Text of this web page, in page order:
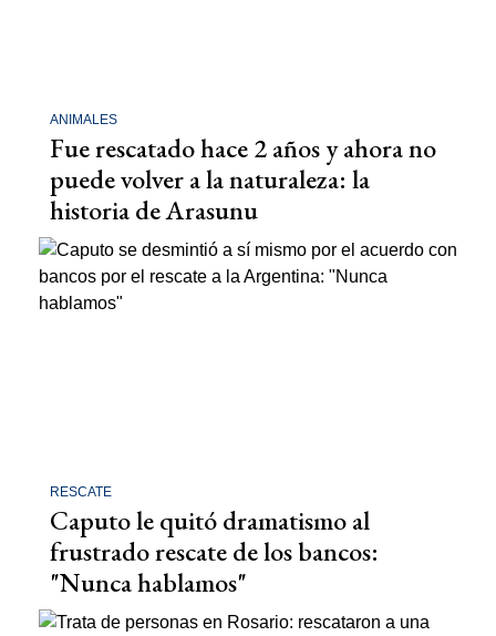
ANIMALES
Fue rescatado hace 2 años y ahora no
puede volver a la naturaleza: la
historia de Arasunu
RESCATE
Caputo le quitó dramatismo al
frustrado rescate de los bancos:
"Nunca hablamos"